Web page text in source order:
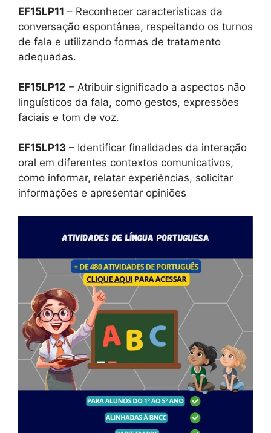
EF15LP11 – Reconhecer características da
conversação espontânea, respeitando os turnos
de fala e utilizando formas de tratamento
adequadas.
EF15LP12 – Atribuir significado a aspectos não
linguísticos da fala, como gestos, expressões
faciais e tom de voz.
EF15LP13 – Identificar finalidades da interação
oral em diferentes contextos comunicativos,
como informar, relatar experiências, solicitar
informações e apresentar opiniões